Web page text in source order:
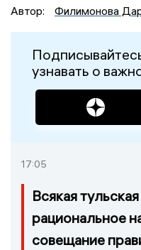
Автор:
Филимонова
узнавать о
17:05
Всякая
рациональное
совещание